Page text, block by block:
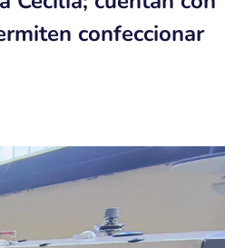
confeccionar